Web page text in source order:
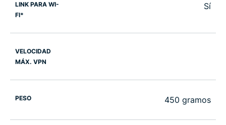
LINK PARA WI-
FI*
Sí
VELOCIDAD
MÁX. VPN
PESO 450 gramos